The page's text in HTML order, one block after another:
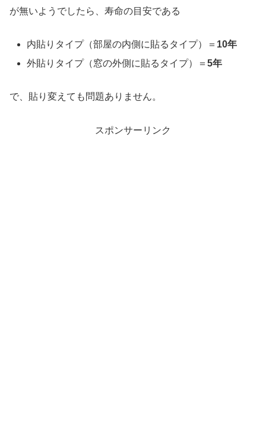
が無いようでしたら、寿命の目安である
内貼りタイプ（部屋の内側に貼るタイプ）＝ 10年
外貼りタイプ（窓の外側に貼るタイプ）＝5年
で、貼り変えても問題ありません。
スポンサーリンク